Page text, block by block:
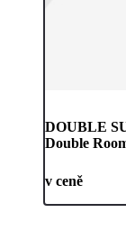
DOUBLE
Double
v ceně